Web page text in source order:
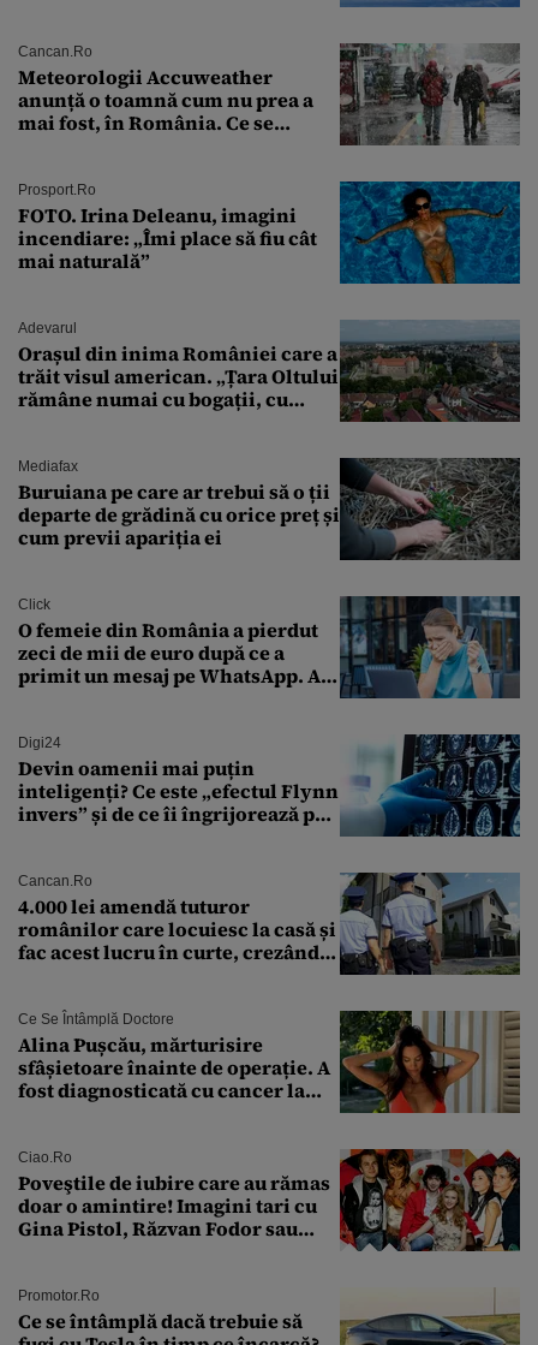
Cancan.ro
Meteorologii Accuweather
anunță o toamnă cum nu prea a
mai fost, în România. Ce se
București. Pe ce dată ninge
Prosport.ro
FOTO. Irina Deleanu, imagini
incendiare: „Îmi place să fiu cât
mai naturală”
Adevarul
Orașul din inima României care a
trăit visul american. „Țara Oltului
rămâne numai cu bogații, cu
Mediafax
Buruiana pe care ar trebui să o ții
departe de grădină cu orice preț și
cum previi apariția ei
Click
O femeie din România a pierdut
zeci de mii de euro după ce a
primit un mesaj pe WhatsApp. A
Digi24
Devin oamenii mai puțin
inteligenți? Ce este „efectul Flynn
invers” și de ce îi îngrijorează pe
Cancan.ro
4.000 lei amendă tuturor
românilor care locuiesc la casă și
fac acest lucru în curte, crezând
Ce Se Întâmplă Doctore
Alina Pușcău, mărturisire
sfâșietoare înainte de operație. A
fost diagnosticată cu cancer la
îmi salvez viața”
Ciao.ro
Poveştile de iubire care au rămas
doar o amintire! Imagini tari cu
Gina Pistol, Răzvan Fodor sau
Promotor.ro
Ce se întâmplă dacă trebuie să